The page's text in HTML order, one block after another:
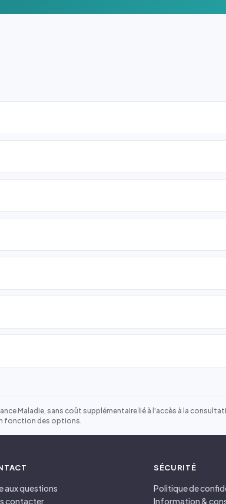
Maladie, sans coût supplémentaire lié à l'accès à la
fonction des options.
aux questions
contacter
SÉCURITÉ
Politique de
Information &